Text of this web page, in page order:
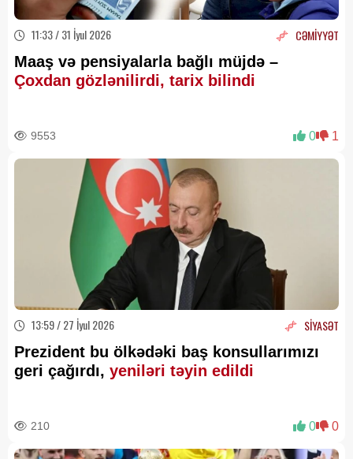
11:33 / 31 İyul 2026 CƏMİYYƏT
Maaş və pensiyalarla bağlı müjdə –
Çoxdan gözlənilirdi, tarix bilindi
9553 0 1
13:59 / 27 İyul 2026 SİYASƏT
Prezident bu ölkədəki baş konsullarımızı
geri çağırdı, yeniləri təyin edildi
210 0 0